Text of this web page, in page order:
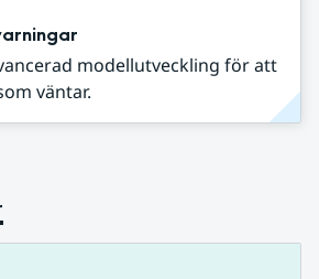
modellutveckling för att
väntar.